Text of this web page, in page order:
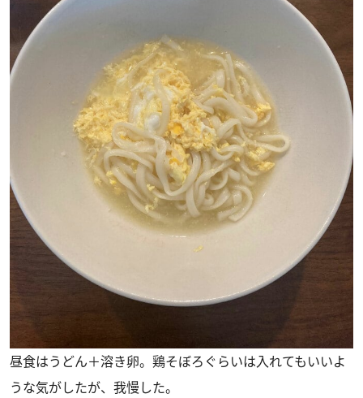
昼食はうどん＋溶き卵。鶏そぼろぐらいは入れてもいいよ
うな気がしたが、我慢した。